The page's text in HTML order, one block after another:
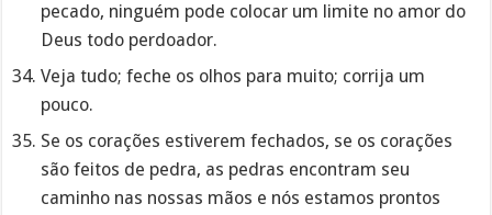
pecado, ninguém pode colocar um limite no amor do
Deus todo perdoador.
Veja tudo; feche os olhos para muito; corrija um
pouco.
Se os corações estiverem fechados, se os corações
são feitos de pedra, as pedras encontram seu
caminho nas nossas mãos e nós estamos prontos